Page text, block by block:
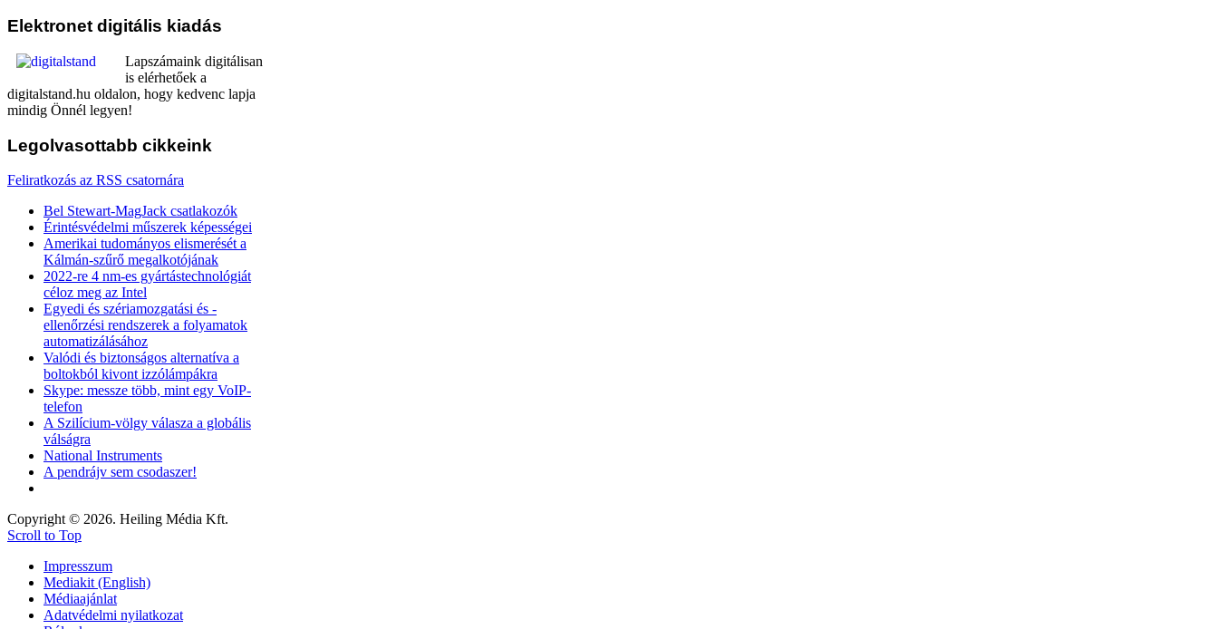
Elektronet digitális kiadás
Lapszámaink digitálisan
is elérhetőek a
digitalstand.hu oldalon, hogy kedvenc lapja
mindig Önnél legyen!
Legolvasottabb cikkeink
Feliratkozás az RSS csatornára
Bel Stewart-MagJack csatlakozók
Érintésvédelmi műszerek képességei
Amerikai tudományos elismerését a
Kálmán-szűrő megalkotójának
2022-re 4 nm-es gyártástechnológiát
céloz meg az Intel
Egyedi és szériamozgatási és -
ellenőrzési rendszerek a folyamatok
automatizálásához
Valódi és biztonságos alternatíva a
boltokból kivont izzólámpákra
Skype: messze több, mint egy VoIP-
telefon
A Szilícium-völgy válasza a globális
válságra
National Instruments
A pendrájv sem csodaszer!
Copyright © 2026. Heiling Média Kft.
Scroll to Top
Impresszum
Mediakit (English)
Médiaajánlat
Adatvédelmi nyilatkozat